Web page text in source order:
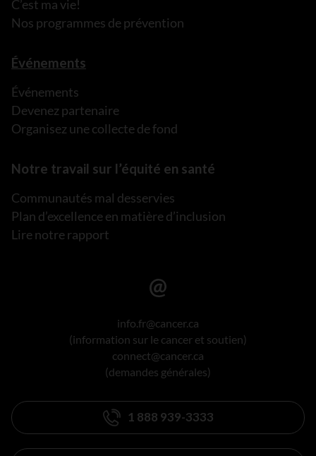
C’est ma vie!
Nos programmes de prévention
Événements
Événements
Devenez partenaire
Organisez une collecte de fond
Notre travail sur l’équité en santé
Communautés mal desservies
Plan d’excellence en matière d’inclusion
Lire notre rapport
info.fr@cancer.ca
(information sur le cancer et soutien)
connect@cancer.ca
(demandes générales)
1 888 939-3333